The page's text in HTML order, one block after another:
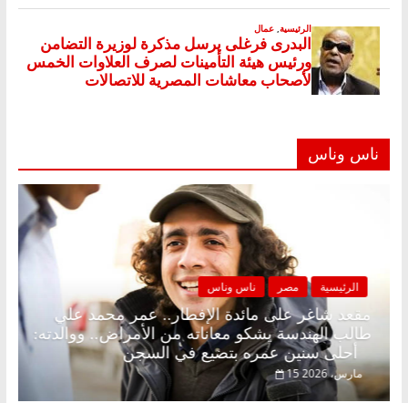
ناس وناس
الرئيسية مصر ناس وناس
مقعد شاغر على مائدة الإفطار.. عمر
طالب الهندسة يشكو معاناته من الأمراض..
أحلى سنين عمره بتضيع في السجن
15 مارس، 2026
رمضان.. د.
حلم